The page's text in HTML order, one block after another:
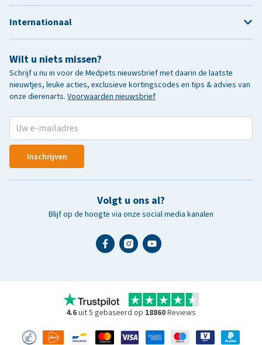
Wilt u niets missen?
Schrijf u nu in voor de Medpets nieuwsbrief met daarin de laatste
nieuwtjes, leuke acties, exclusieve kortingscodes en tips & advies van
onze dierenarts. Voorwaarden nieuwsbrief
Inschrijven
Volgt u ons al?
Blijf op de hoogte via onze social media kanalen
Internationaal
4.6uit 5 gebaseerd op 18860Reviews